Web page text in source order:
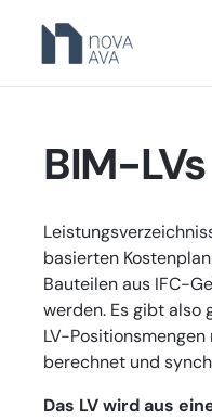
BIM-LVs
basierten
Bauteilen aus IFC-
werden. Es gibt also
LV-
berechnet und
Das LV wird aus